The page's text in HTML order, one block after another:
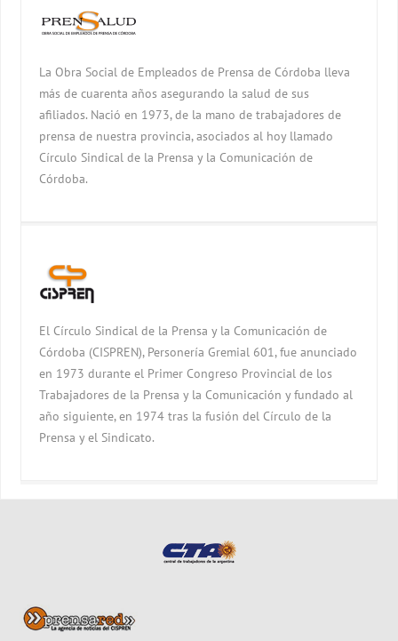
La Obra Social de Empleados de Prensa de Córdoba lleva
más de cuarenta años asegurando la salud de sus
afiliados. Nació en 1973, de la mano de trabajadores de
prensa de nuestra provincia, asociados al hoy llamado
Círculo Sindical de la Prensa y la Comunicación de
Córdoba.
El Círculo Sindical de la Prensa y la Comunicación de
Córdoba (CISPREN), Personería Gremial 601, fue anunciado
en 1973 durante el Primer Congreso Provincial de los
Trabajadores de la Prensa y la Comunicación y fundado al
año siguiente, en 1974 tras la fusión del Círculo de la
Prensa y el Sindicato.